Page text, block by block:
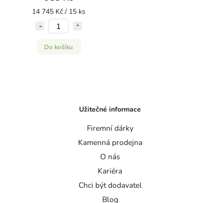
14 745 Kč / 15 ks
Do košíku
Užitečné informace
Firemní dárky
Kamenná prodejna
O nás
Kariéra
Chci být dodavatel
Blog